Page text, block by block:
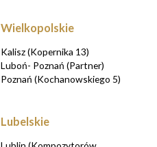
Wielkopolskie
Kalisz (Kopernika 13)
Luboń- Poznań (Partner)
Poznań (Kochanowskiego 5)
Lubelskie